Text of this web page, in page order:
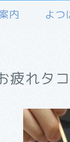
内 よつ
疲れタ